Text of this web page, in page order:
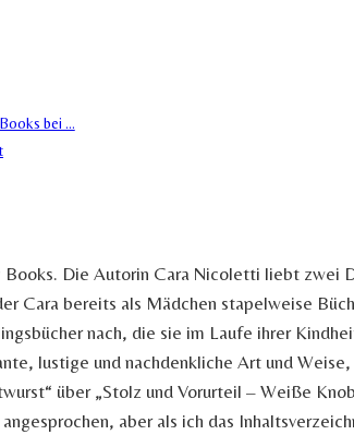
bei …
Books. Die Autorin Cara Nicoletti liebt
Cara bereits als Mädchen stapelweise
nach, die sie im Laufe ihrer
lustige und nachdenkliche Art und
über „Stolz und Vorurteil – Weiße
aber als ich das